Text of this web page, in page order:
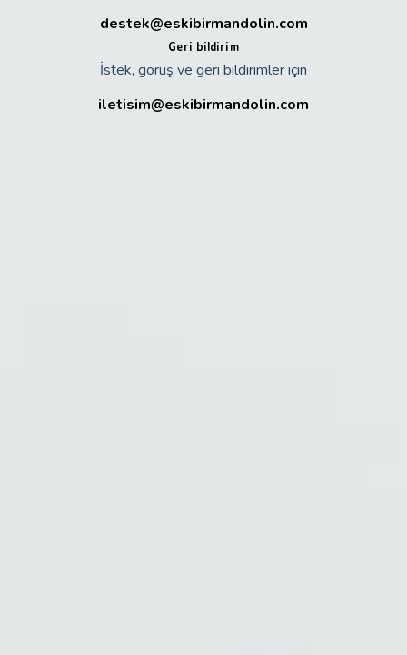
destek@eskibirmandolin.com
Geri bildirim
İstek, görüş ve geri bildirimler için
iletisim@eskibirmandolin.com